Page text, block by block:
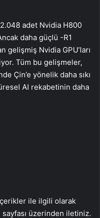
adet Nvidia H800
daha güçlü -R1
gelişmiş Nvidia GPU’ları
Tüm bu gelişmeler,
Çin’e yönelik daha sıkı
AI rekabetinin daha
ile ilgili olarak
üzerinden iletiniz.